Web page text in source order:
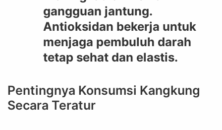
gangguan jantung.
Antioksidan bekerja untuk
menjaga pembuluh darah
tetap sehat dan elastis.
Pentingnya Konsumsi Kangkung
Secara Teratur